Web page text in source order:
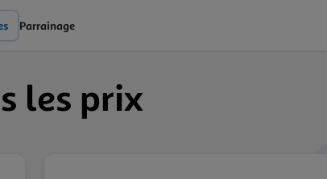
Parrainage
les prix